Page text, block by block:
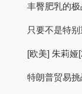
丰臀肥乳的
只要不是特
[欧美] 朱莉娅
特朗普贸易